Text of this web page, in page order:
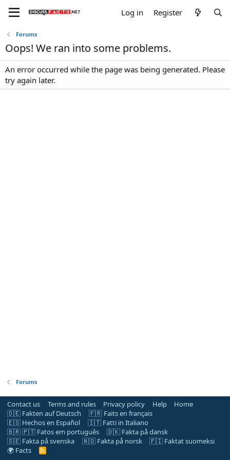
Log in Register
Forums
Oops! We ran into some problems.
An error occurred while the page was being generated. Please
try again later.
Forums
Contact us Terms and rules Privacy policy Help
Home
🇩🇪 Fakten auf Deutsch
🇫🇷 Faits en français
🇪🇸 Hechos en Español
🇮🇹 Fatti in Italiano
🇧🇷 🇵🇹 Fatos em português
🇩🇰 Fakta på dansk
🇸🇪 Fakta på svenska
🇳🇴 Fakta på norsk
🇫🇮 Faktat suomeksi
🌍 Facts
R